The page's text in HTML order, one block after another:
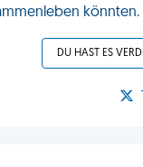
könnten.
DU HAST ES